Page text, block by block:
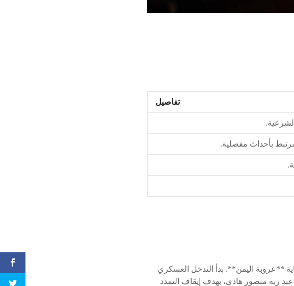
تفاصيل
بأحداث مفصلية.
**عروبة اليمن**. بدأ التدخل العسكري
عبد ربه منصور هادي، بهدف إيقاف التمدد